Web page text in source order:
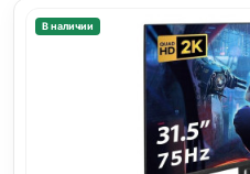
В наличии